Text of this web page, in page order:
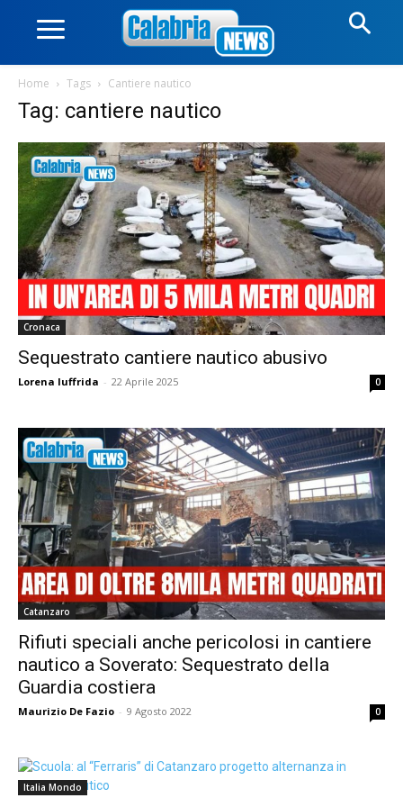
Home Tags Cantiere nautico
Tag: cantiere nautico
Cronaca
Sequestrato cantiere nautico abusivo
Lorena Iuffrida - 22 Aprile 2025 0
Catanzaro
Rifiuti speciali anche pericolosi in cantiere
nautico a Soverato: Sequestrato della
Guardia costiera
Maurizio De Fazio - 9 Agosto 2022 0
Italia Mondo